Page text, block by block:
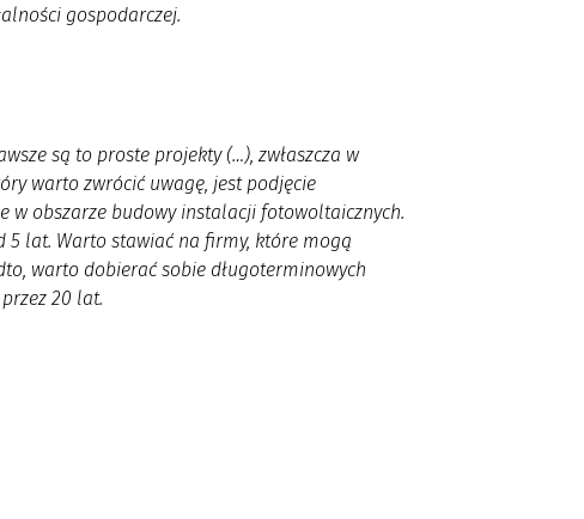
gospodarczej.
są to proste projekty (…), zwłaszcza w
warto zwrócić uwagę, jest podjęcie
w obszarze budowy instalacji fotowoltaicznych.
5 lat. Warto stawiać na firmy, które mogą
warto dobierać sobie długoterminowych
20 lat.